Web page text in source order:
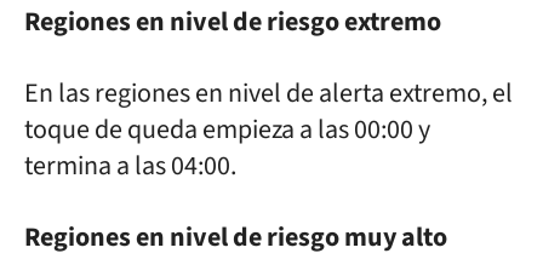
Regiones en nivel de riesgo extremo
En las regiones en nivel de alerta extremo, el
toque de queda empieza a las 00:00 y
termina a las 04:00.
Regiones en nivel de riesgo muy alto